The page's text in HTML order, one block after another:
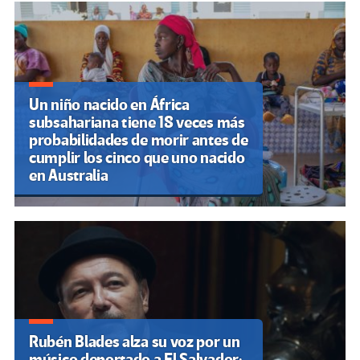
entradas
Un niño nacido en África
subsahariana tiene 18 veces más
probabilidades de morir antes de
cumplir los cinco que uno nacido
en Australia
Rubén Blades alza su voz por un